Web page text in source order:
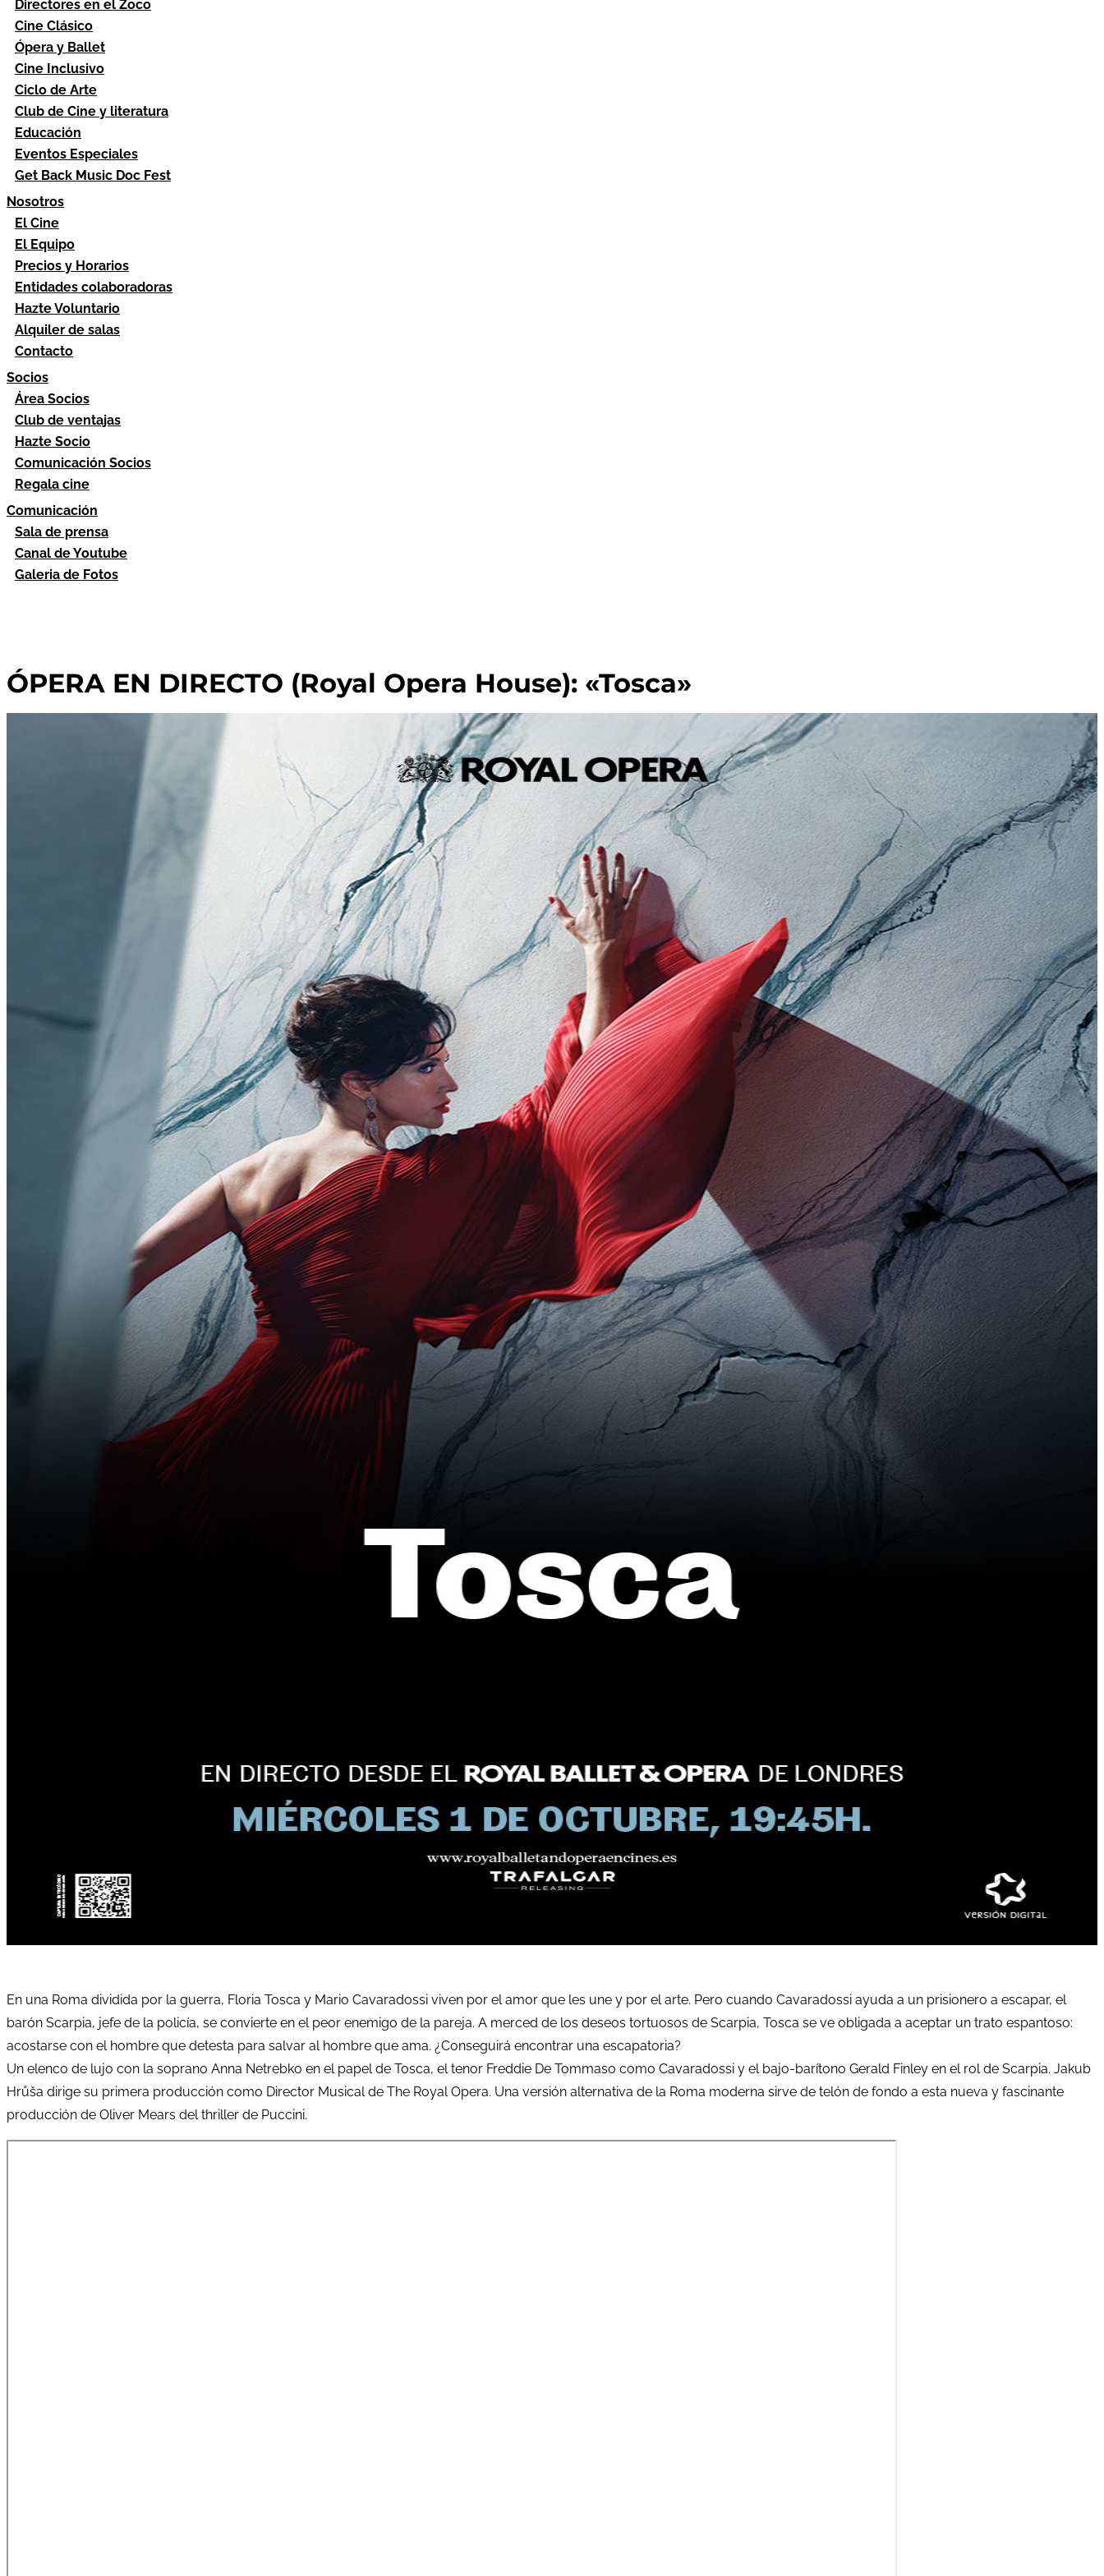
Directores en el Zoco
Cine Clásico
Ópera y Ballet
Cine Inclusivo
Ciclo de Arte
Club de Cine y literatura
Educación
Eventos Especiales
Get Back Music Doc Fest
Nosotros
El Cine
El Equipo
Precios y Horarios
Entidades colaboradoras
Hazte Voluntario
Alquiler de salas
Contacto
Socios
Área Socios
Club de ventajas
Hazte Socio
Comunicación Socios
Regala cine
Comunicación
Sala de prensa
Canal de Youtube
Galeria de Fotos
ÓPERA EN DIRECTO (Royal Opera House): «Tosca»
En una Roma dividida por la guerra, Floria Tosca y Mario Cavaradossi viven por el amor que les une y por el arte. Pero cuando Cavaradossi ayuda a un prisionero a escapar, el
barón Scarpia, jefe de la policía, se convierte en el peor enemigo de la pareja. A merced de los deseos tortuosos de Scarpia, Tosca se ve obligada a aceptar un trato espantoso:
acostarse con el hombre que detesta para salvar al hombre que ama. ¿Conseguirá encontrar una escapatoria?
Un elenco de lujo con la soprano Anna Netrebko en el papel de Tosca, el tenor Freddie De Tommaso como Cavaradossi y el bajo-barítono Gerald Finley en el rol de Scarpia. Jakub
Hrůša dirige su primera producción como Director Musical de The Royal Opera. Una versión alternativa de la Roma moderna sirve de telón de fondo a esta nueva y fascinante
producción de Oliver Mears del thriller de Puccini.